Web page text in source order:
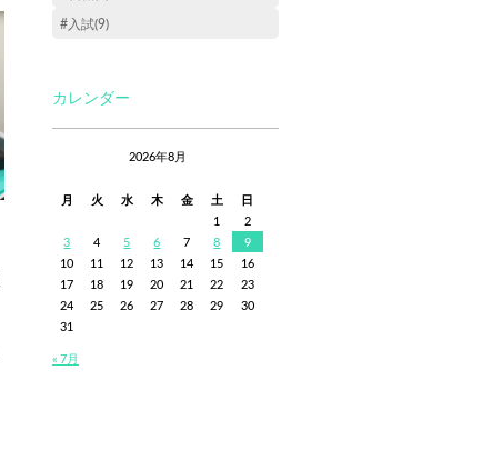
#入試(9)
カレンダー
2026年8月
月 火 水 木 金 土
日
1
2
3
4 5 6 7 8
9
10
11 12 13 14 15
16
17
18 19 20 21 22
23
24
25 26 27 28 29
30
31
« 7月